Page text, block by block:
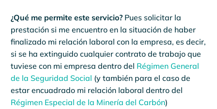
¿Qué me permite este servicio? Pues solicitar la
prestación si me encuentro en la situación de haber
finalizado mi relación laboral con la empresa, es decir,
si se ha extinguido cualquier contrato de trabajo que
tuviese con mi empresa dentro del Régimen General
de la Seguridad Social (y también para el caso de
estar encuadrado mi relación laboral dentro del
Régimen Especial de la Minería del Carbón)